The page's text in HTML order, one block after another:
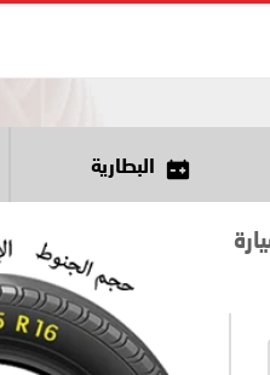
البطارية